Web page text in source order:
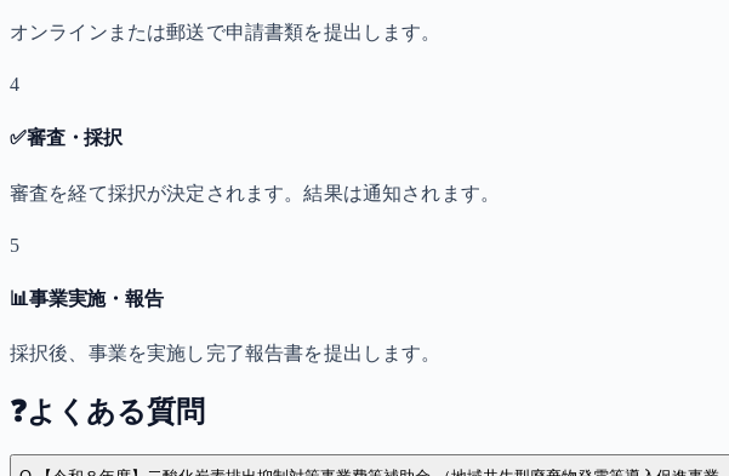
オンラインまたは郵送で申請書類を提出します。
4
✅審査・採択
審査を経て採択が決定されます。結果は通知されます。
5
📊事業実施・報告
採択後、事業を実施し完了報告書を提出します。
❓よくある質問